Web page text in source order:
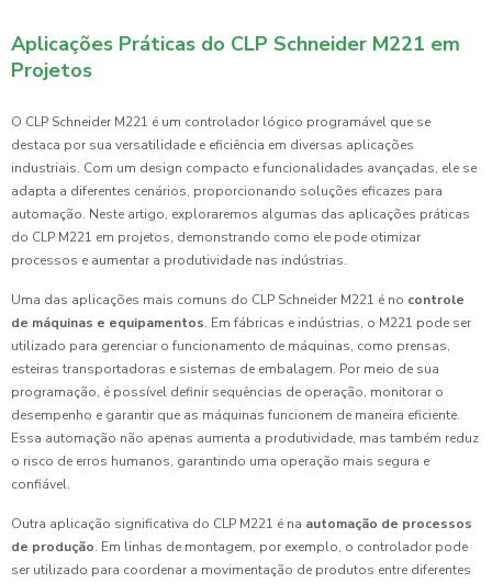
Aplicações Práticas do CLP Schneider M221 em
Projetos
O CLP Schneider M221 é um controlador lógico programável que se
destaca por sua versatilidade e eficiência em diversas aplicações
industriais. Com um design compacto e funcionalidades avançadas, ele se
adapta a diferentes cenários, proporcionando soluções eficazes para
automação. Neste artigo, exploraremos algumas das aplicações práticas
do CLP M221 em projetos, demonstrando como ele pode otimizar
processos e aumentar a produtividade nas indústrias.
Uma das aplicações mais comuns do CLP Schneider M221 é no controle
de máquinas e equipamentos. Em fábricas e indústrias, o M221 pode ser
utilizado para gerenciar o funcionamento de máquinas, como prensas,
esteiras transportadoras e sistemas de embalagem. Por meio de sua
programação, é possível definir sequências de operação, monitorar o
desempenho e garantir que as máquinas funcionem de maneira eficiente.
Essa automação não apenas aumenta a produtividade, mas também reduz
o risco de erros humanos, garantindo uma operação mais segura e
confiável.
Outra aplicação significativa do CLP M221 é na automação de processos
de produção. Em linhas de montagem, por exemplo, o controlador pode
ser utilizado para coordenar a movimentação de produtos entre diferentes